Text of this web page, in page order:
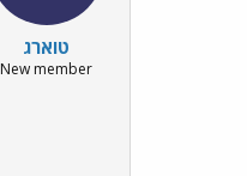
י
ך
טוארג
New member